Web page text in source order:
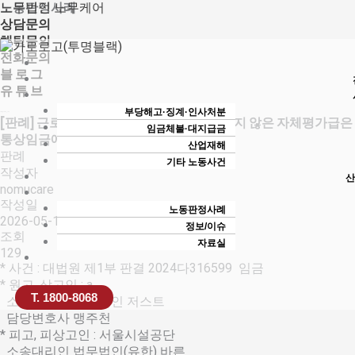
콘
텐
츠
로
건
너
기
노무법인 노무케어
부당해고·징계·인사처분
임금체불·대지급금
산업재해
기타 노동사건
노동판정사례
정보/이슈
자료실
T. 1800-8068
노동판정사례
상담문의
채팅문의
전화문의
블 로 그
유 튜 브
[판례] 근로제공 당시 최소지급분이 보장되지 않은 자체평가급은
통상임금에 해당하지 않는다
판례
작성자
nomucare
작성일
2026-05-18 15:01
조회
129
* 사건 : 대법원 제1부 판결 2024다316599 임금
* 원고, 상고인 : a
소송대리인 법무법인 저스트
담당변호사 맹주천
* 피고, 피상고인 : 서울시설공단
소송대리인 법무법인(유한) 바른